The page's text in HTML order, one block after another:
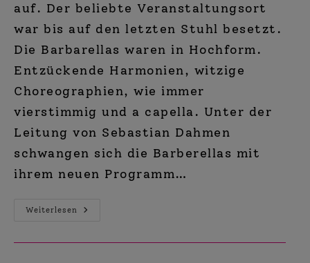
auf. Der beliebte Veranstaltungsort
war bis auf den letzten Stuhl besetzt.
Die Barbarellas waren in Hochform.
Entzückende Harmonien, witzige
Choreographien, wie immer
vierstimmig und a capella. Unter der
Leitung von Sebastian Dahmen
schwangen sich die Barberellas mit
ihrem neuen Programm…
Weiterlesen
Liebe,
Der